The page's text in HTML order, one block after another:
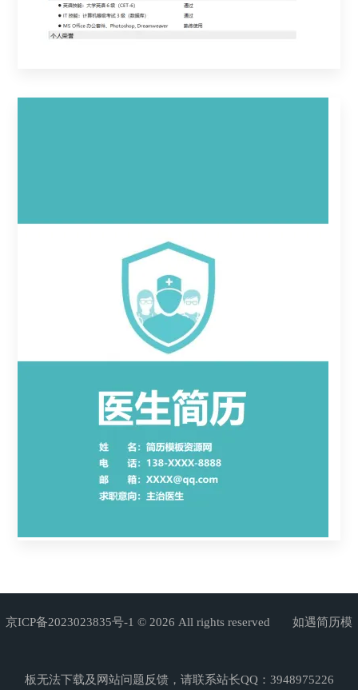
京ICP备2023023835号-1 © 2026 All rights reserved 如遇简历模
板无法下载及网站问题反馈，请联系站长QQ：3948975226